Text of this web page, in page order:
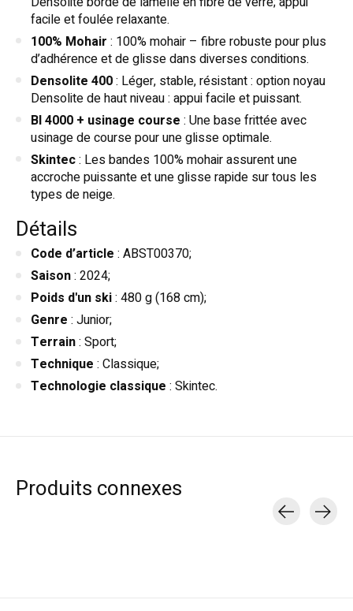
facile et foulée relaxante.
100% Mohair : 100% mohair – fibre robuste pour plus
d’adhérence et de glisse dans diverses conditions.
Densolite 400: Léger, stable, résistant : option noyau
Densolite de haut niveau : appui facile et puissant.
BI 4000 + usinage course : Une base frittée avec
usinage de course pour une glisse optimale.
Skintec: Les bandes 100% mohair assurent une
accroche puissante et une glisse rapide sur tous les
types de neige.
Détails
Code d’article : ABST00370;
Saison: 2024;
Poids d'un ski: 480 g (168 cm);
Genre : Junior;
Terrain: Sport;
Technique : Classique;
Technologie classique : Skintec.
Produits connexes